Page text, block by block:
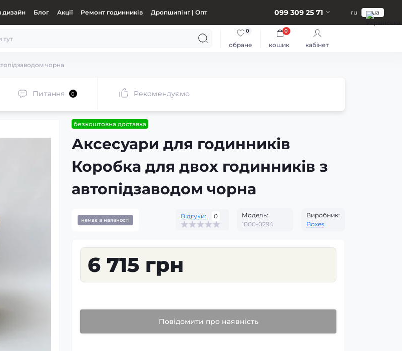
дизайн Блог Акції Ремонт годинників Дропшипінг | Опт 099 309 25 71 ru ua
обране
0
кошик
0
кабінет
чорна
Питання 0 Рекомендуємо
безкоштовна доставка
Аксесуари для годинників
Коробка для двох годинників з
автопідзаводом чорна
немає в наявності Відгуки: 0
Модель:
1000-0294
Виробник:
Boxes
6 715 грн
Повідомити про наявність